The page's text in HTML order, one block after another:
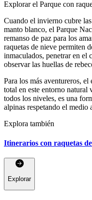
Explorar el Parque con
Cuando el invierno cubre
manto blanco, el Parque
remanso de paz para los
raquetas de nieve permiten
inmaculados, penetrar en el
observar las huellas de
Para los más aventureros,
total en este entorno natural
todos los niveles, es una
alpinas respetando el medio
Explora también
Itinerarios con raquetas
Explorar